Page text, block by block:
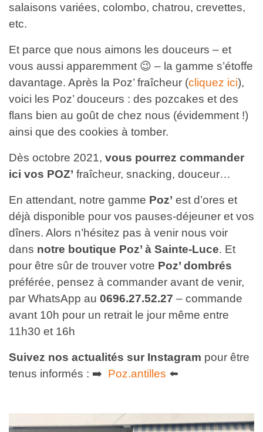
salaisons variées, colombo, chatrou, crevettes,
etc.
Et parce que nous aimons les douceurs – et
vous aussi apparemment 😉 – la gamme s’étoffe
davantage. Après la Poz’ fraîcheur (cliquez ici),
voici les Poz’ douceurs : des pozcakes et des
flans bien au goût de chez nous (évidemment !)
ainsi que des cookies à tomber.
Dès octobre 2021, vous pourrez commander
ici vos POZ’ fraîcheur, snacking, douceur…
En attendant, notre gamme Poz’ est d’ores et
déjà disponible pour vos pauses-déjeuner et vos
dîners. Alors n’hésitez pas à venir nous voir
dans notre boutique Poz’ à Sainte-Luce. Et
pour être sûr de trouver votre Poz’ dombrés
préférée, pensez à commander avant de venir,
par WhatsApp au 0696.27.52.27 – commande
avant 10h pour un retrait le jour même entre
11h30 et 16h
Suivez nos actualités sur Instagram pour être
tenus informés : ➡️ Poz.antilles ⬅️